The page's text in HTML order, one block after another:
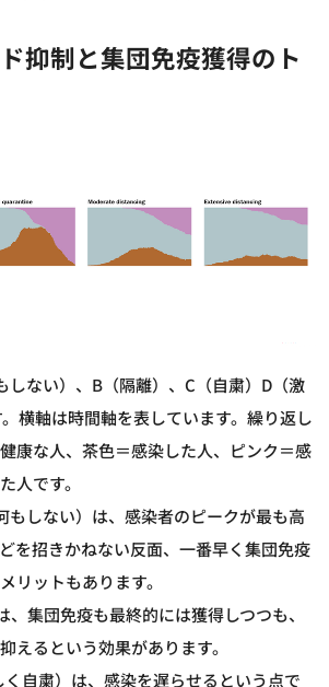
抑制と集団免疫獲得のト
しない）、B（隔離）、C（自粛）D（激
横軸は時間軸を表しています。繰り返し
康な人、茶色＝感染した人、ピンク＝感
人です。
もしない）は、感染者のピークが最も高
を招きかねない反面、一番早く集団免疫
リットもあります。
集団免疫も最終的には獲得しつつも、
えるという効果があります。
自粛）は、感染を遅らせるという点で